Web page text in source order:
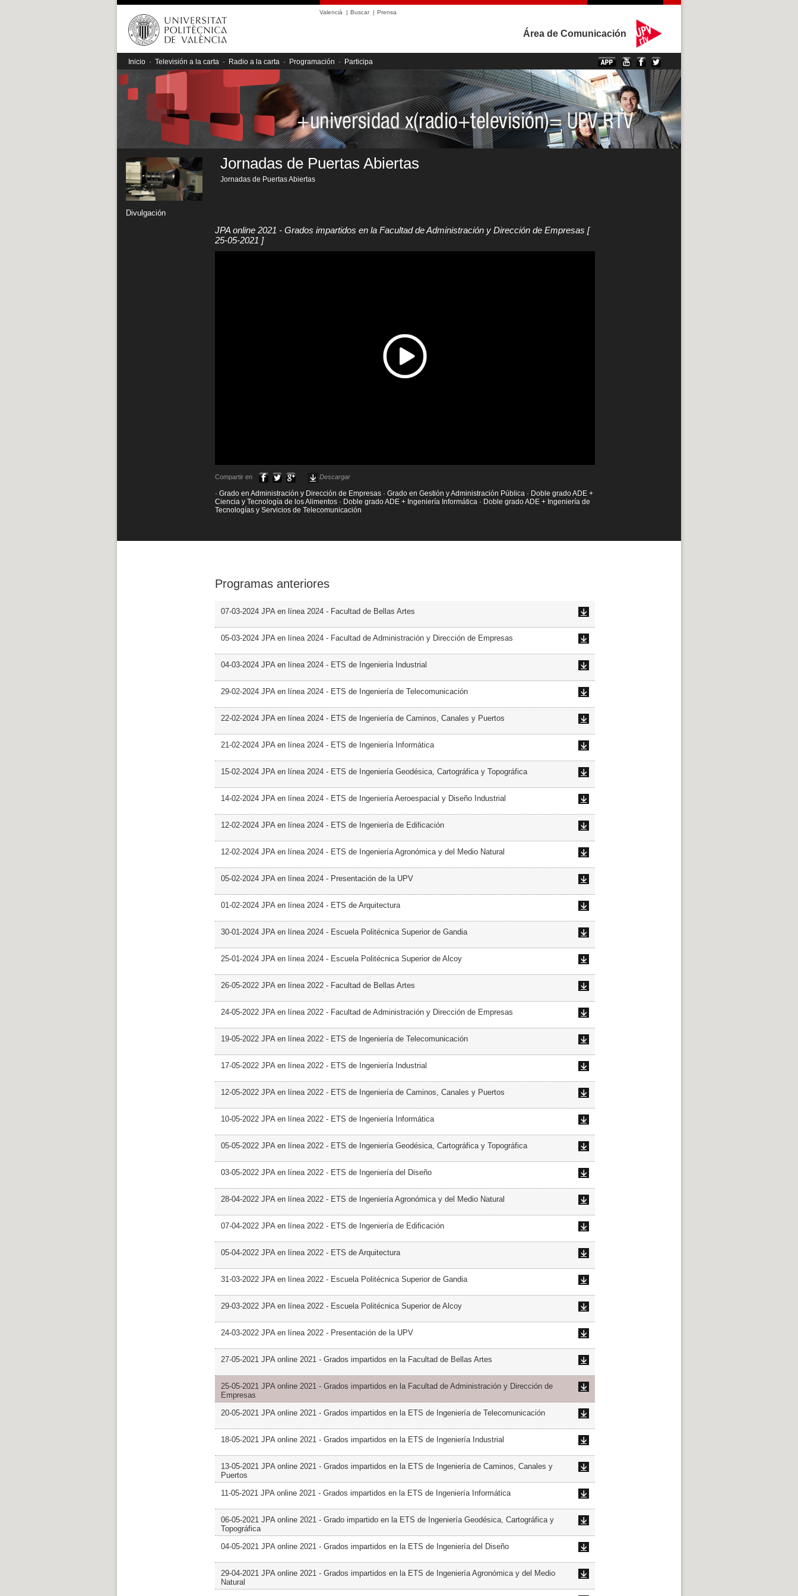
Valencià | Buscar| Prensa
Área de Comunicación
Inicio · Televisión a la carta · Radio a la carta · Programación · Participa
Divulgación
Jornadas de Puertas Abiertas
Jornadas de Puertas Abiertas
JPA online 2021 - Grados impartidos en la Facultad de Administración y Dirección de Empresas [
25-05-2021 ]
Compartir en Descargar
· Grado en Administración y Dirección de Empresas · Grado en Gestión y Administración Pública · Doble grado ADE +
Ciencia y Tecnología de los Alimentos · Doble grado ADE + Ingeniería Informática · Doble grado ADE + Ingeniería de
Tecnologías y Servicios de Telecomunicación
Programas anteriores
07-03-2024 JPA en línea 2024 - Facultad de Bellas Artes
05-03-2024 JPA en línea 2024 - Facultad de Administración y Dirección de Empresas
04-03-2024 JPA en línea 2024 - ETS de Ingeniería Industrial
29-02-2024 JPA en línea 2024 - ETS de Ingeniería de Telecomunicación
22-02-2024 JPA en línea 2024 - ETS de Ingeniería de Caminos, Canales y Puertos
21-02-2024 JPA en línea 2024 - ETS de Ingeniería Informática
15-02-2024 JPA en línea 2024 - ETS de Ingeniería Geodésica, Cartográfica y Topográfica
14-02-2024 JPA en línea 2024 - ETS de Ingeniería Aeroespacial y Diseño Industrial
12-02-2024 JPA en línea 2024 - ETS de Ingeniería de Edificación
12-02-2024 JPA en línea 2024 - ETS de Ingeniería Agronómica y del Medio Natural
05-02-2024 JPA en línea 2024 - Presentación de la UPV
01-02-2024 JPA en línea 2024 - ETS de Arquitectura
30-01-2024 JPA en línea 2024 - Escuela Politécnica Superior de Gandia
25-01-2024 JPA en línea 2024 - Escuela Politécnica Superior de Alcoy
26-05-2022 JPA en línea 2022 - Facultad de Bellas Artes
24-05-2022 JPA en línea 2022 - Facultad de Administración y Dirección de Empresas
19-05-2022 JPA en línea 2022 - ETS de Ingeniería de Telecomunicación
17-05-2022 JPA en línea 2022 - ETS de Ingeniería Industrial
12-05-2022 JPA en línea 2022 - ETS de Ingeniería de Caminos, Canales y Puertos
10-05-2022 JPA en línea 2022 - ETS de Ingeniería Informática
05-05-2022 JPA en línea 2022 - ETS de Ingeniería Geodésica, Cartográfica y Topográfica
03-05-2022 JPA en línea 2022 - ETS de Ingeniería del Diseño
28-04-2022 JPA en línea 2022 - ETS de Ingeniería Agronómica y del Medio Natural
07-04-2022 JPA en línea 2022 - ETS de Ingeniería de Edificación
05-04-2022 JPA en línea 2022 - ETS de Arquitectura
31-03-2022 JPA en línea 2022 - Escuela Politécnica Superior de Gandia
29-03-2022 JPA en línea 2022 - Escuela Politécnica Superior de Alcoy
24-03-2022 JPA en línea 2022 - Presentación de la UPV
27-05-2021 JPA online 2021 - Grados impartidos en la Facultad de Bellas Artes
25-05-2021 JPA online 2021 - Grados impartidos en la Facultad de Administración y Dirección de
Empresas
20-05-2021 JPA online 2021 - Grados impartidos en la ETS de Ingeniería de Telecomunicación
18-05-2021 JPA online 2021 - Grados impartidos en la ETS de Ingeniería Industrial
13-05-2021 JPA online 2021 - Grados impartidos en la ETS de Ingeniería de Caminos, Canales y
Puertos
11-05-2021 JPA online 2021 - Grados impartidos en la ETS de Ingeniería Informática
06-05-2021 JPA online 2021 - Grado impartido en la ETS de Ingeniería Geodésica, Cartográfica y
Topográfica
04-05-2021 JPA online 2021 - Grados impartidos en la ETS de Ingeniería del Diseño
29-04-2021 JPA online 2021 - Grados impartidos en la ETS de Ingeniería Agronómica y del Medio
Natural